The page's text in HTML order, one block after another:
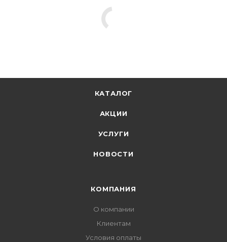
КАТАЛОГ
АКЦИИ
УСЛУГИ
НОВОСТИ
КОМПАНИЯ
О компании
Клиентам
Условия оплаты